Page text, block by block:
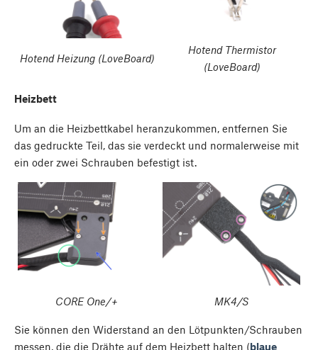
Hotend Heizung (LoveBoard)
Hotend Thermistor
(LoveBoard)
Heizbett
Um an die Heizbettkabel heranzukommen, entfernen Sie
das gedruckte Teil, das sie verdeckt und normalerweise mit
ein oder zwei Schrauben befestigt ist.
CORE One/+ MK4/S
Sie können den Widerstand an den Lötpunkten/Schrauben
messen, die die Drähte auf dem Heizbett halten (blaue